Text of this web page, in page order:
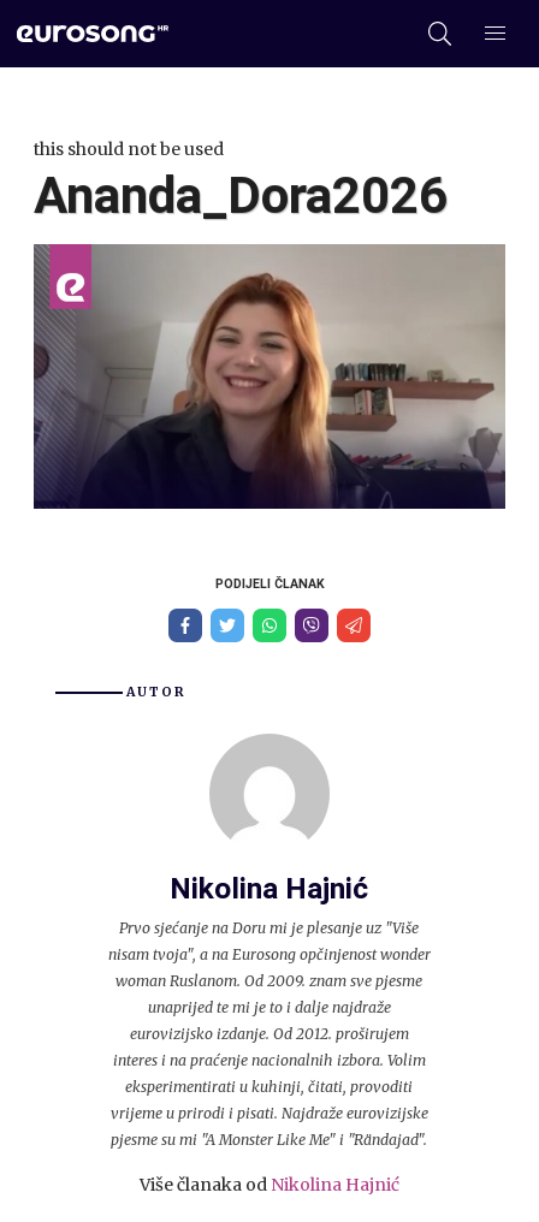
this should not be used
Ananda_Dora2026
PODIJELI ČLANAK
AUTOR
Nikolina Hajnić
Prvo sjećanje na Doru mi je plesanje uz "Više
nisam tvoja", a na Eurosong opčinjenost wonder
woman Ruslanom. Od 2009. znam sve pjesme
unaprijed te mi je to i dalje najdraže
eurovizijsko izdanje. Od 2012. proširujem
interes i na praćenje nacionalnih izbora. Volim
eksperimentirati u kuhinji, čitati, provoditi
vrijeme u prirodi i pisati. Najdraže eurovizijske
pjesme su mi "A Monster Like Me" i "Rändajad".
Više članaka od Nikolina Hajnić